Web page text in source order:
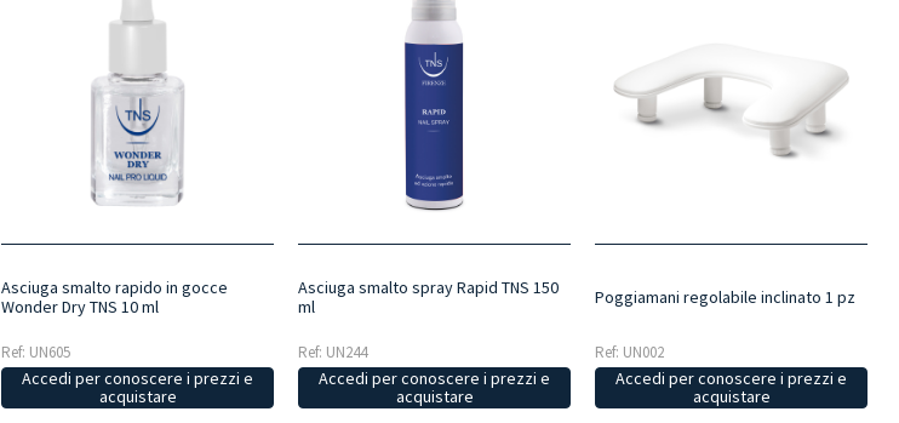
Asciuga smalto rapido in gocce
Wonder Dry TNS 10 ml
Ref: UN605
Accedi per conoscere i prezzi e
acquistare
Asciuga smalto spray Rapid TNS 150
ml
Ref: UN244
Accedi per conoscere i prezzi e
acquistare
Poggiamani regolabile inclinato 1 pz
Ref: UN002
Accedi per conoscere i prezzi e
acquistare